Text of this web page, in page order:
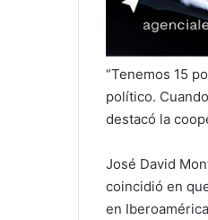
“Tenemos 15
político.
destacó la
José David
coincidió en
en